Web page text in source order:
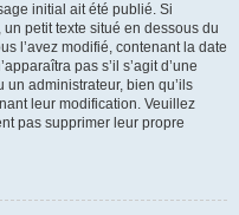
initial ait été publié. Si
petit texte situé en dessous du
l’avez modifié, contenant la date
pas s’il s’agit d’une
administrateur, bien qu’ils
leur modification. Veuillez
pas supprimer leur propre